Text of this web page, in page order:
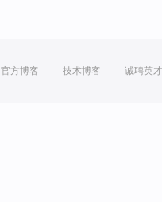
官方博客 技术博客 诚聘英才